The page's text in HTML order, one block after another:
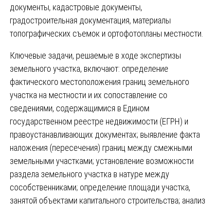
документы, кадастровые документы,
градостроительная документация, материалы
топографических съемок и ортофотопланы местности.
Ключевые задачи, решаемые в ходе экспертизы
земельного участка, включают: определение
фактического местоположения границ земельного
участка на местности и их сопоставление со
сведениями, содержащимися в Едином
государственном реестре недвижимости (ЕГРН) и
правоустанавливающих документах; выявление факта
наложения (пересечения) границ между смежными
земельными участками; установление возможности
раздела земельного участка в натуре между
сособственниками; определение площади участка,
занятой объектами капитального строительства; анализ